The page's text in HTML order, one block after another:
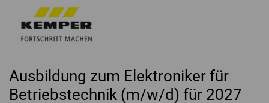
Initiative
Kontakt
Ausbildung zum Elektroniker für
Betriebstechnik (m/w/d) für 2027